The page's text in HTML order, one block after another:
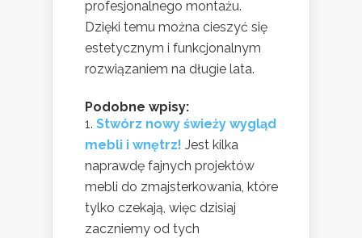
profesjonalnego montażu.
Dzięki temu można cieszyć się
estetycznym i funkcjonalnym
rozwiązaniem na długie lata.
Podobne wpisy:
Stwórz nowy świeży wygląd
mebli i wnętrz! Jest kilka
naprawdę fajnych projektów
mebli do zmajsterkowania, które
tylko czekają, więc dzisiaj
zaczniemy od tych